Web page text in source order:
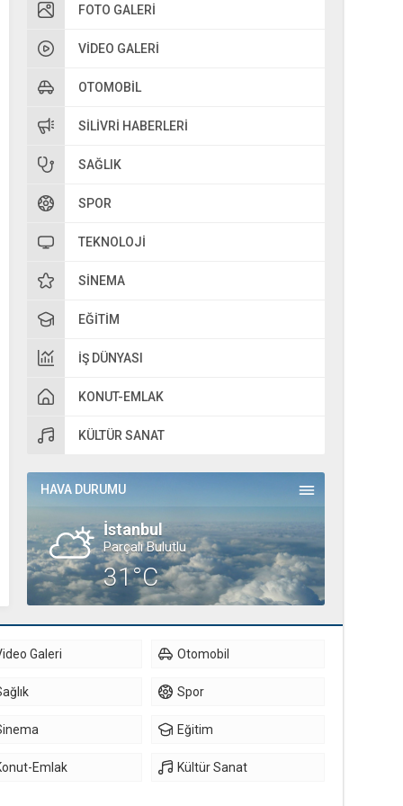
FOTO GALERI
VIDEO GALERI
OTOMOBIL
SILIVRI HABERLERI
SAĞLIK
SPOR
TEKNOLOJI
SINEMA
EĞITIM
İŞ DÜNYASI
KONUT-EMLAK
KÜLTÜR SANAT
HAVA DURUMU
İstanbul
Parçalı Bulutlu
31°C
Galeri Otomobil
Spor
Eğitim
Emlak Kültür Sanat